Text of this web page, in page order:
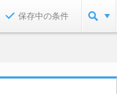
保存中の条件